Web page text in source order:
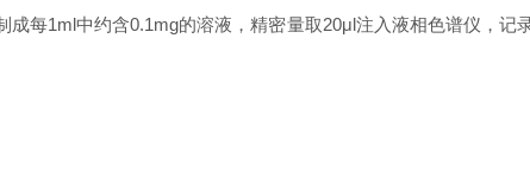
成每1ml中约含0.1mg的溶液，精密量取20μl注入液相色谱仪，记